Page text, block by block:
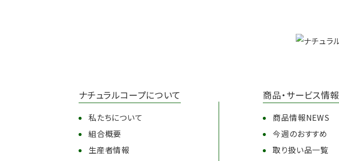
ナチュラルコープについて
私たちについて
組合概要
生産者情報
商品・サービス情報
商品情報NEWS
今週のおすすめ
取り扱い品一覧